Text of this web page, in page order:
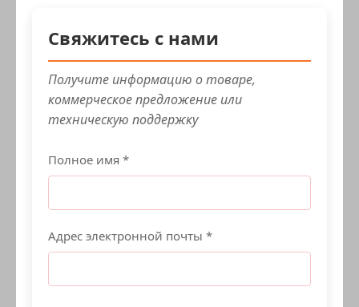
Свяжитесь с нами
Получите информацию о товаре,
коммерческое предложение или
техническую поддержку
Полное имя *
Адрес электронной почты *